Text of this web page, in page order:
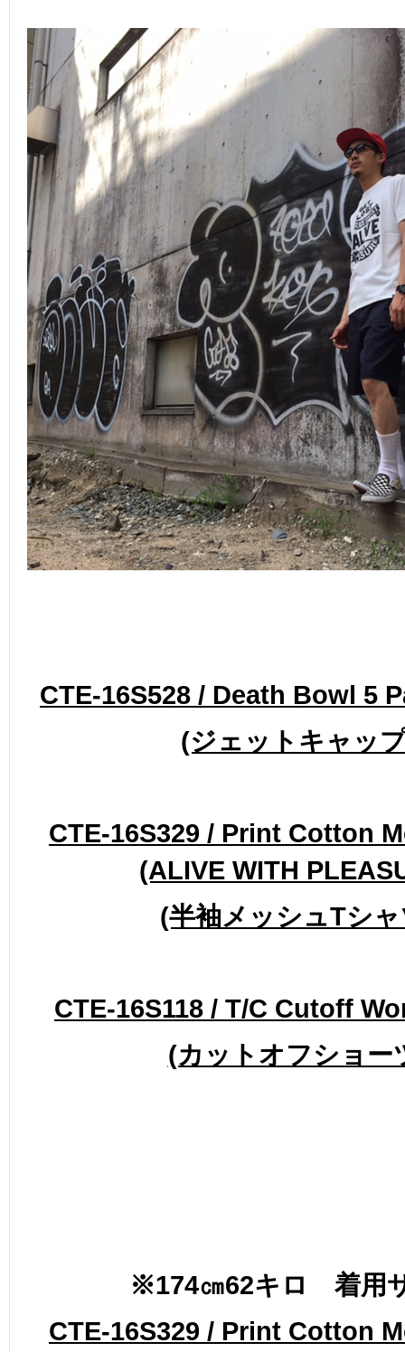
CTE-16S528 / Death Bowl 5
(ジェットキャッ
CTE-16S329 / Print Cotton
(ALIVE WITH
(半袖メッシュTシ
CTE-16S118 / T/C Cutoff
(カットオフショー
※174㎝62キロ 着用
CTE-16S329 / Print Cotton